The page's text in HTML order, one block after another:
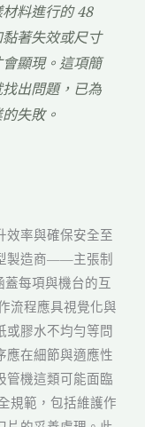
料進行的 48
著失效或尺寸
顯現。這項簡
出問題，已為
失敗。
效率與確保安全至
製造商——主張制
蓋每項與機台的互
流程應具視覺化與
或膠水不均勻等問
應在細節與適應性
管機這類可能面臨
規範，包括維護作